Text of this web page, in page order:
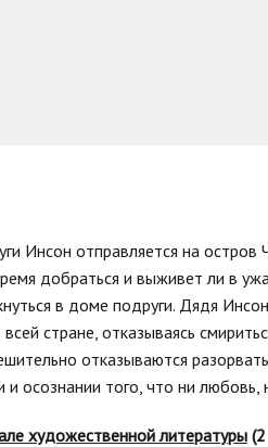
Инсон отправляется на
добраться и выживет ли в
в доме подруги. Дядя
стране, отказываясь
отказываются
осознании того, что ни любовь,
художественной литературы